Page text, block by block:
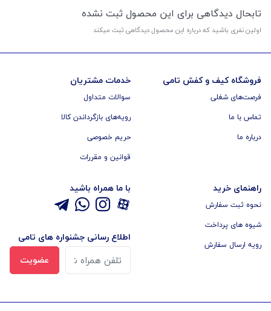
تابحال دیدگاهی برای این محصول ثبت نشده
اولین نفری باشید که درباره این محصول دیدگاهی ثبت میکند
فروشگاه کیف و کفش تامی
فرصت‌های شغلی
تماس با ما
درباره ما
خدمات مشتریان
سوالات متداول
رویه‌های بازگرداندن کالا
حریم خصوصی
قوانین و مقررات
راهنمای خرید
نحوه ثبت سفارش
شیوه های پرداخت
رویه ارسال سفارش
با ما همراه باشید
اطلاع رسانی جشنواره های تامی
عضویت